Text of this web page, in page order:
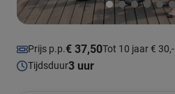
Prijs p.p.€ 37,50Tot 10 jaar € 30,-
Tijdsduur3 uur